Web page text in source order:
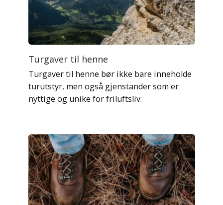
Turgaver til henne
Turgaver til henne bør ikke bare inneholde
turutstyr, men også gjenstander som er
nyttige og unike for friluftsliv.